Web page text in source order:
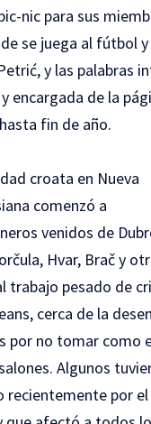
nic para sus
se juega al fútbol
y las palabras
encargada de la
fin de año.
croata en Nueva
comenzó a
venidos de
Hvar, Brač y
trabajo pesado de
cerca de la
por no tomar como
Algunos
por